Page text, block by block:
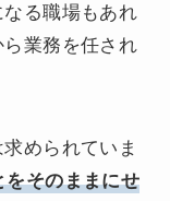
る職場もあれ
業務を任され
められていま
をそのままにせ